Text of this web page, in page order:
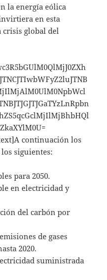
la energía eólica
en esta
crisis global del
continuación los
siguientes:
para 2050.
en electricidad y
del carbón por
de gases
2020.
suministrada